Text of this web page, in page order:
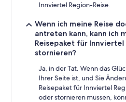
Innviertel Region-Reise.
Wenn ich meine Reise
antreten kann, kann ich
Reisepaket für Innviertel
stornieren?
Ja, in der Tat. Wenn das
Ihrer Seite ist, und Sie
Reisepaket für Innviertel
oder stornieren müssen,